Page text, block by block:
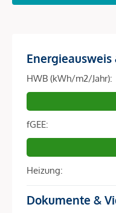
Bäckerei <200m
Einkaufszentrum <600m
Autobahnanschluss
Sonstige
Energieausweis
HWB (kWh/m2/Jahr):
fGEE:
Heizung:
Dokumente &